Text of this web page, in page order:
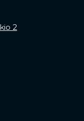
2
new tab)